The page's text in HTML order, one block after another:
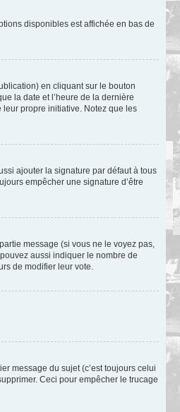
disponibles est affichée en bas de
en cliquant sur le bouton
la date et l’heure de la dernière
propre initiative. Notez que les
ajouter la signature par défaut à tous
empêcher une signature d’être
message (si vous ne le voyez pas,
aussi indiquer le nombre de
de modifier leur vote.
message du sujet (c’est toujours celui
Ceci pour empêcher le trucage